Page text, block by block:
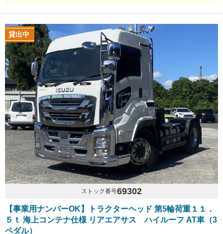
貸出中
ストック番号69302
【事業用ナンバーOK】トラクターヘッド 第5輪荷重１１．
５ｔ 海上コンテナ仕様 リアエアサス ハイルーフ AT車（3
ペダル）